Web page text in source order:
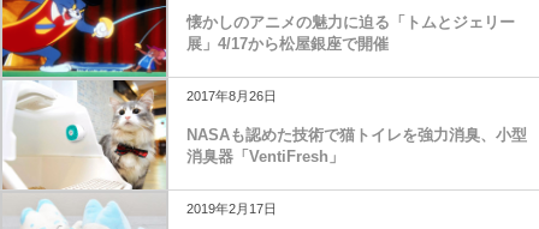
懐かしのアニメの魅力に迫る「トムとジェリー
展」4/17から松屋銀座で開催
2017年8月26日
NASAも認めた技術で猫トイレを強力消臭、小型
消臭器「VentiFresh」
2019年2月17日